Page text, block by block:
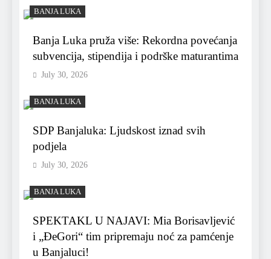
BANJA LUKA
Banja Luka pruža više: Rekordna povećanja
subvencija, stipendija i podrške maturantima
July 30, 2026
BANJA LUKA
SDP Banjaluka: Ljudskost iznad svih
podjela
July 30, 2026
BANJA LUKA
SPEKTAKL U NAJAVI: Mia Borisavljević
i „ĐeGori“ tim pripremaju noć za pamćenje
u Banjaluci!